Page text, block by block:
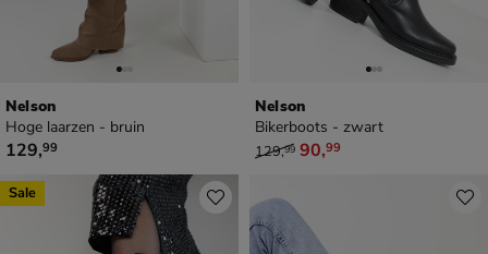
Nelson
Hoge laarzen - bruin
€ 129,99
129,99
Nelson
Bikerboots - zwart
van € 129,99 voor € 90,99
129,99 90,99
Sale